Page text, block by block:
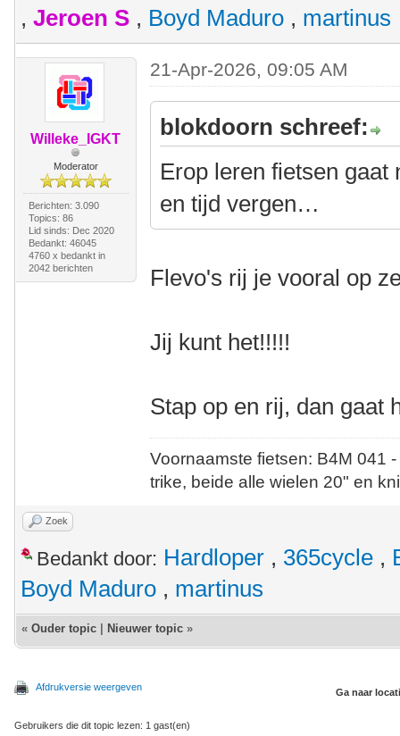
, Jeroen S , Boyd Maduro , martinus
Willeke_IGKT
Moderator
Berichten: 3.090
Topics: 86
Lid sinds: Dec 2020
Bedankt: 46045
4760 x bedankt in
2042 berichten
21-Apr-2026, 09:05 AM
blokdoorn schreef:
Erop leren fietsen gaat
en tijd vergen…
Flevo's rij je vooral op
Jij kunt het!!!!!
Stap op en rij, dan gaat
Voornaamste fietsen: B4M
trike, beide alle wielen 20" en
Zoek
Bedankt door: Hardloper , 365cycle ,
Boyd Maduro , martinus
« Ouder topic Nieuwer topic »
Afdrukversie weergeven Ga naar
Gebruikers die dit topic lezen: 1 gast(en)